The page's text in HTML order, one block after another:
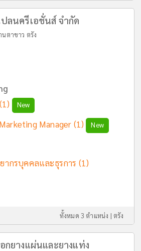
ลนครีเอชั่นส์ จำกัด
นตาขาว ตรัง
New
Manager (1) New
ากรบุคคลและธุรการ (1)
ทั้งหมด 3 ตำแหน่ง | ตรัง
กยางแผ่นและยางแท่ง